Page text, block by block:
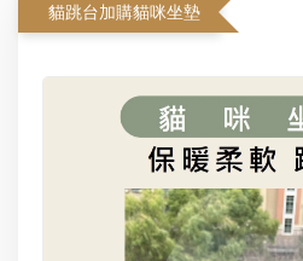
貓跳台加購貓咪坐墊